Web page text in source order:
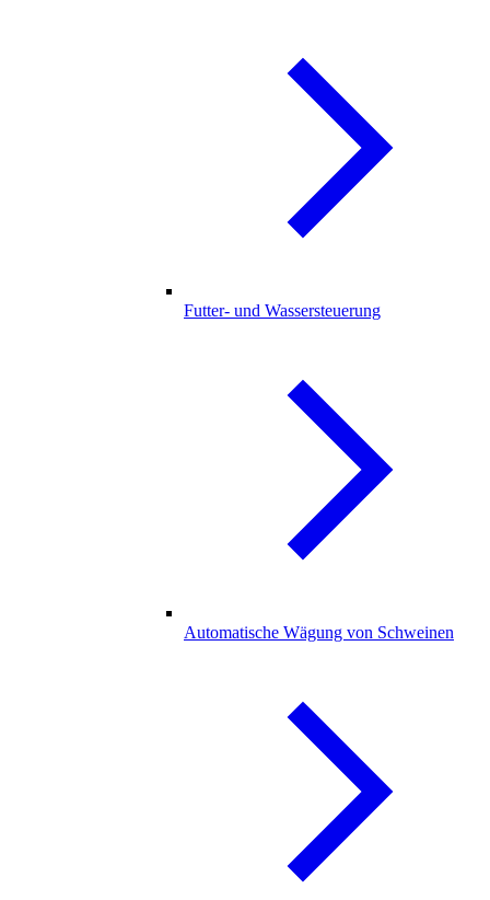
Futter- und Wassersteuerung
Automatische Wägung von Schweinen